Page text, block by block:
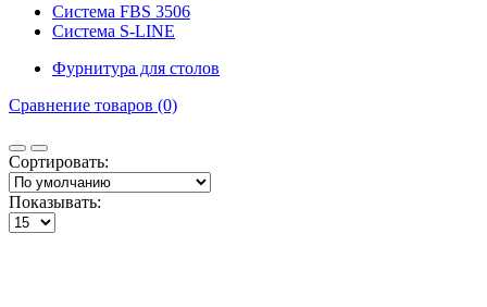
Система FBS 3506
Система S-LINE
Фурнитура для столов
Сравнение товаров (0)
Сортировать:
Показывать: